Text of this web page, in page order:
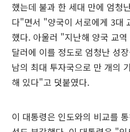
했는데 불과 한 세대 만에 엄청
다"면서 "양국이 서로에게 3대
했다. 아울러 "지난해 양국 교
달러에 이를 정도로 엄청난 성
남의 최대 투자국으로 만 개의
해 있다"고 덧붙였다.
이 대통령은 인도와의 비교를